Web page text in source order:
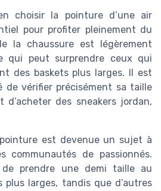
choisir la pointure d’une air
pour profiter pleinement du
la chaussure est légèrement
qui peut surprendre ceux qui
des baskets plus larges. Il est
de vérifier précisément sa taille
des sneakers jordan,
est devenue un sujet à
communautés de passionnés.
de prendre une demi taille au
plus larges, tandis que d’autres